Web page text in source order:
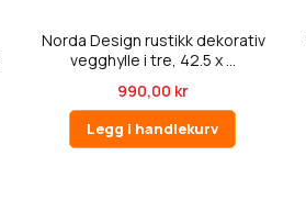
Norda Design rustikk dekorativ
vegghylle i tre, 42.5 x ...
990,00 kr
Legg i handlekurv